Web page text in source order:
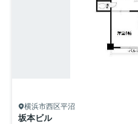
横浜市西区平沼
坂本ビル